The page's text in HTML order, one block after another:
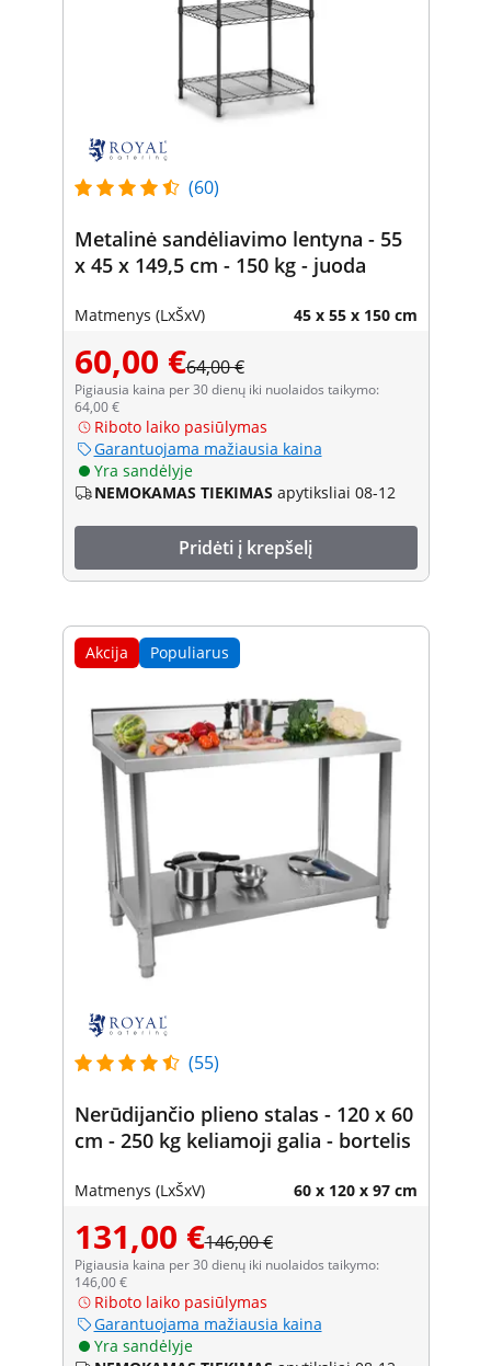
(60)
Metalinė sandėliavimo lentyna - 55
x 45 x 149,5 cm - 150 kg - juoda
Matmenys (LxŠxV) 45 x 55 x 150 cm
60,00 €64,00 €
Pigiausia kaina per 30 dienų iki nuolaidos taikymo:
64,00 €
Riboto laiko pasiūlymas
Garantuojama mažiausia kaina
Yra sandėlyje
NEMOKAMAS TIEKIMAS apytiksliai 08-12
Pridėti į krepšelį
Akcija Populiarus
(55)
Nerūdijančio plieno stalas - 120 x 60
cm - 250 kg keliamoji galia - bortelis
Matmenys (LxŠxV) 60 x 120 x 97 cm
131,00 €146,00 €
Pigiausia kaina per 30 dienų iki nuolaidos taikymo:
146,00 €
Riboto laiko pasiūlymas
Garantuojama mažiausia kaina
Yra sandėlyje